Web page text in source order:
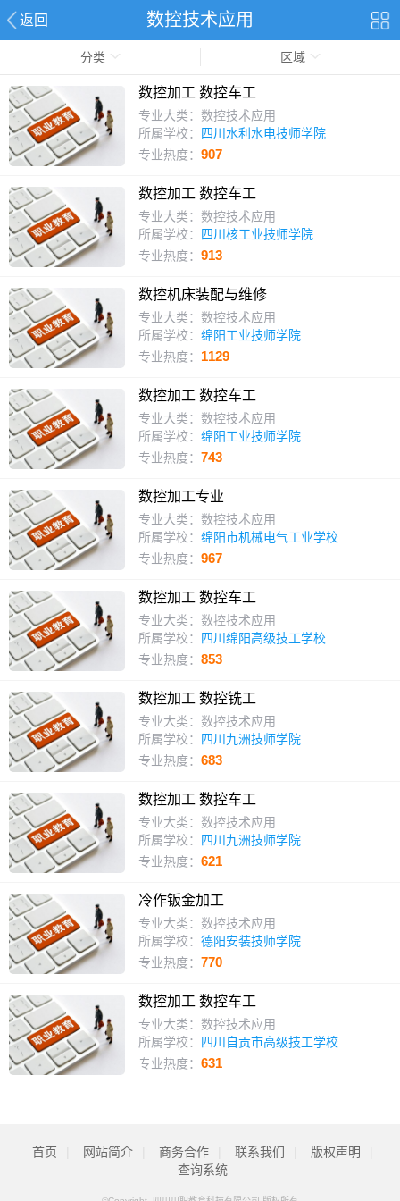
返回 数控技术应用
分类 区域
数控加工 数控车工
专业大类：数控技术应用
所属学校：
四川水利水电技师学院
专业热度： 907
数控加工 数控车工
专业大类：数控技术应用
所属学校：
四川核工业技师学院
专业热度： 913
数控机床装配与维修
专业大类：数控技术应用
所属学校： 绵阳工业技师学院
专业热度： 1129
数控加工 数控车工
专业大类：数控技术应用
所属学校： 绵阳工业技师学院
专业热度： 743
数控加工专业
专业大类：数控技术应用
所属学校： 绵阳市机械电气工业学校
专业热度： 967
数控加工 数控车工
专业大类：数控技术应用
所属学校：
四川绵阳高级技工学校
专业热度： 853
数控加工 数控铣工
专业大类：数控技术应用
所属学校：
四川九洲技师学院
专业热度： 683
数控加工 数控车工
专业大类：数控技术应用
所属学校：
四川九洲技师学院
专业热度： 621
冷作钣金加工
专业大类：数控技术应用
所属学校： 德阳安装技师学院
专业热度： 770
数控加工 数控车工
专业大类：数控技术应用
所属学校：
四川自贡市高级技工学校
专业热度： 631
首页 网站简介 商务合作 联系我们 版权声明
查询系统